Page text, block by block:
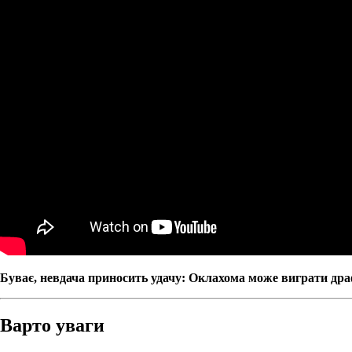
Буває, невдача приносить удачу: Оклахома може виграти
Варто уваги